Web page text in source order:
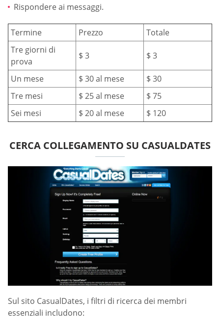
Rispondere ai messaggi.
Termine Prezzo
Totale
Tre giorni di
prova
$ 3 $ 3
Un mese $ 30 al mese
$ 30
Tre mesi
$ 25 al mese
$ 75
Sei mesi
$ 20 al mese $ 120
CERCA COLLEGAMENTO SU CASUALDATES
Sul sito СasualDates, i filtri di ricerca dei membri
essenziali includono: